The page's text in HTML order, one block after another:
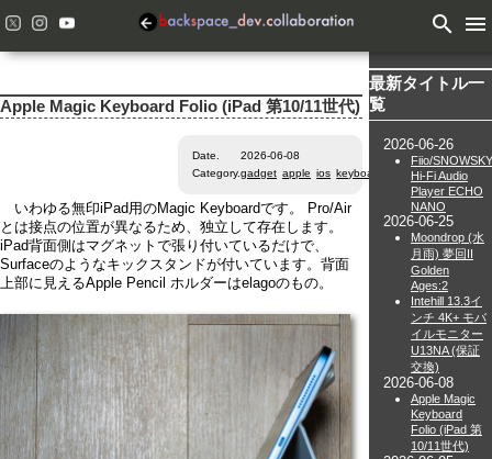
search menu
Apple Magic Keyboard Folio (iPad 第10/11世代)
Date.
2026-06-08
Category.gadget apple ios keyboard
いわゆる無印iPad用のMagic Keyboardです。 Pro/Air
とは接点の位置が異なるため、独立して存在します。
iPad背面側はマグネットで張り付いているだけで、
Surfaceのようなキックスタンドが付いています。背面
上部に見えるApple Pencil ホルダーはelagoのもの。
最新タイトル一
覧
2026-06-26
Fiio/SNOWSKY
Hi-Fi Audio
Player ECHO
NANO
2026-06-25
Moondrop (水
月雨) 夢回II
Golden
Ages:2
Intehill 13.3イ
ンチ 4K+ モバ
イルモニター
U13NA (保証
交換)
2026-06-08
Apple Magic
Keyboard
Folio (iPad 第
10/11世代)